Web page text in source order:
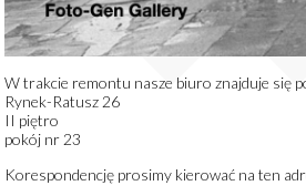
W trakcie remontu nasze biuro znajduje się
Rynek-Ratusz 26
II piętro
pokój nr 23
Korespondencję prosimy kierować na ten